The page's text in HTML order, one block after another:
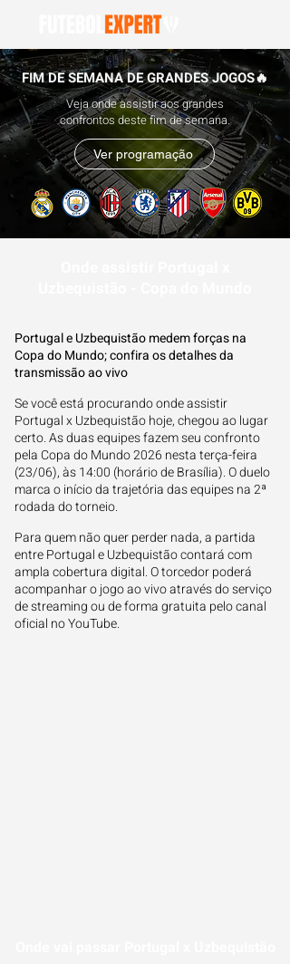
FIM DE SEMANA DE GRANDES JOGOS🔥
Veja onde assistir aos grandes
confrontos deste fim de semana.
Ver programação
Portugal e Uzbequistão medem forças na
Copa do Mundo; confira os detalhes da
transmissão ao vivo
Se você está procurando onde assistir
Portugal x Uzbequistão hoje, chegou ao lugar
certo. As duas equipes fazem seu confronto
pela Copa do Mundo 2026 nesta terça-feira
(23/06), às 14:00 (horário de Brasília). O duelo
marca o início da trajetória das equipes na 2ª
rodada do torneio.
Para quem não quer perder nada, a partida
entre Portugal e Uzbequistão contará com
ampla cobertura digital. O torcedor poderá
acompanhar o jogo ao vivo através do serviço
de streaming ou de forma gratuita pelo canal
oficial no YouTube.